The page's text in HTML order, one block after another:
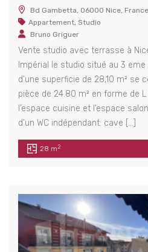
Bd Gambetta, 06000 Nice, France
Appartement, Studio
Bruno Griguer
Vente studio avec terrasse à
Impérial le studio situé au 3
d’une superficie de 28,10 m² se
pièce de 24.80 m² en forme de
l’espace cuisine et l’espace
d’un WC indépendant. cave […]
28 m 2